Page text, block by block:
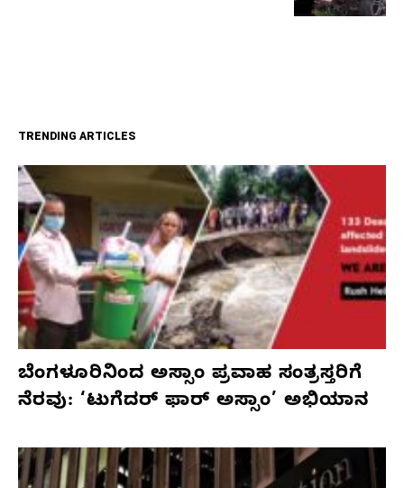
TRENDING ARTICLES
ಬೆಂಗಳೂರಿನಿಂದ ಅಸ್ಸಾಂ ಪ್ರವಾಹ ಸಂತ್ರಸ್ತರಿಗೆ
ನೆರವು: ‘ಟುಗೆದರ್ ಫಾರ್ ಅಸ್ಸಾಂ’ ಅಭಿಯಾನ